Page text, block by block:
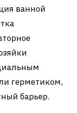
ванной
герметиком,
барьер.